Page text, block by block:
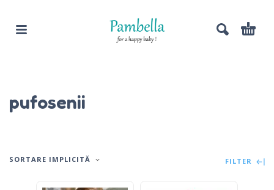
pufosenii
SORTARE IMPLICITĂ FILTER